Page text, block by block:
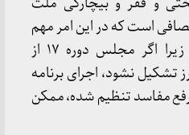
است که در این امر مهم
حیاتی سستی روا دارند، زیرا اگر مجلس دوره ۱۷ از
تشکیل نشود، اجرای برنامه
رفع مفاسد تنظیم شده، ممکن